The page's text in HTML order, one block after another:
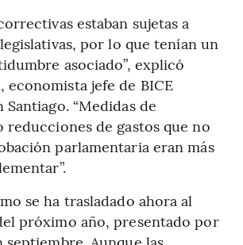
estaban sujetas a
por lo que tenían un
asociado”, explicó
economista jefe de BICE
“Medidas de
reducciones de gastos que no
parlamentaria eran más
se ha trasladado ahora al
próximo año, presentado por